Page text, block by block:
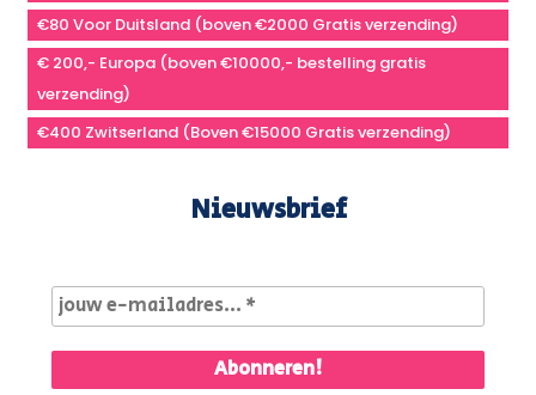
€80 Voor Duitsland (boven €2000 Gratis verzending)
€ 200,- Europa (boven €10000,- bestelling gratis
verzending)
€400 Zwitserland (Boven €15000 Gratis verzending)
Nieuwsbrief